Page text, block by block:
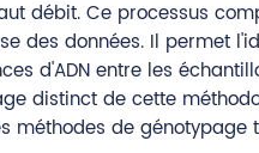
débit. Ce processus
des données. Il permet
d'ADN entre les
distinct de cette
de génotypage